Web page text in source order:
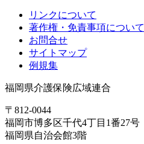
リンクについて
著作権・免責事項について
お問合せ
サイトマップ
例規集
福岡県介護保険広域連合
〒812-0044
福岡市博多区千代4丁目1番27号
福岡県自治会館3階